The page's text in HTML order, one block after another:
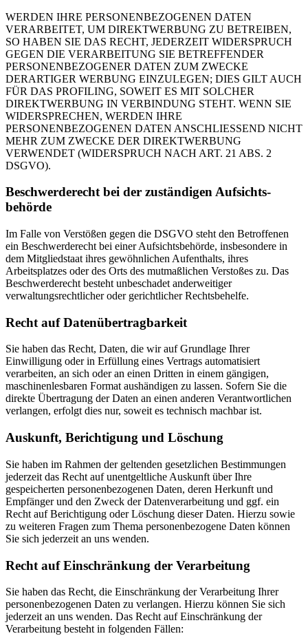
WERDEN IHRE PERSONENBEZOGENEN DATEN
VERARBEITET, UM DIREKTWERBUNG ZU BETREIBEN,
SO HABEN SIE DAS RECHT, JEDERZEIT WIDERSPRUCH
GEGEN DIE VERARBEITUNG SIE BETREFFENDER
PERSONENBEZOGENER DATEN ZUM ZWECKE
DERARTIGER WERBUNG EINZULEGEN; DIES GILT AUCH
FÜR DAS PROFILING, SOWEIT ES MIT SOLCHER
DIREKTWERBUNG IN VERBINDUNG STEHT. WENN SIE
WIDERSPRECHEN, WERDEN IHRE
PERSONENBEZOGENEN DATEN ANSCHLIESSEND NICHT
MEHR ZUM ZWECKE DER DIREKTWERBUNG
VERWENDET (WIDERSPRUCH NACH ART. 21 ABS. 2
DSGVO).
Beschwerde­recht bei der zuständigen Aufsichts­
behörde
Im Falle von Verstößen gegen die DSGVO steht den Betroffenen
ein Beschwerderecht bei einer Aufsichtsbehörde, insbesondere in
dem Mitgliedstaat ihres gewöhnlichen Aufenthalts, ihres
Arbeitsplatzes oder des Orts des mutmaßlichen Verstoßes zu. Das
Beschwerderecht besteht unbeschadet anderweitiger
verwaltungsrechtlicher oder gerichtlicher Rechtsbehelfe.
Recht auf Daten­übertrag­barkeit
Sie haben das Recht, Daten, die wir auf Grundlage Ihrer
Einwilligung oder in Erfüllung eines Vertrags automatisiert
verarbeiten, an sich oder an einen Dritten in einem gängigen,
maschinenlesbaren Format aushändigen zu lassen. Sofern Sie die
direkte Übertragung der Daten an einen anderen Verantwortlichen
verlangen, erfolgt dies nur, soweit es technisch machbar ist.
Auskunft, Berichtigung und Löschung
Sie haben im Rahmen der geltenden gesetzlichen Bestimmungen
jederzeit das Recht auf unentgeltliche Auskunft über Ihre
gespeicherten personenbezogenen Daten, deren Herkunft und
Empfänger und den Zweck der Datenverarbeitung und ggf. ein
Recht auf Berichtigung oder Löschung dieser Daten. Hierzu sowie
zu weiteren Fragen zum Thema personenbezogene Daten können
Sie sich jederzeit an uns wenden.
Recht auf Einschränkung der Verarbeitung
Sie haben das Recht, die Einschränkung der Verarbeitung Ihrer
personenbezogenen Daten zu verlangen. Hierzu können Sie sich
jederzeit an uns wenden. Das Recht auf Einschränkung der
Verarbeitung besteht in folgenden Fällen: